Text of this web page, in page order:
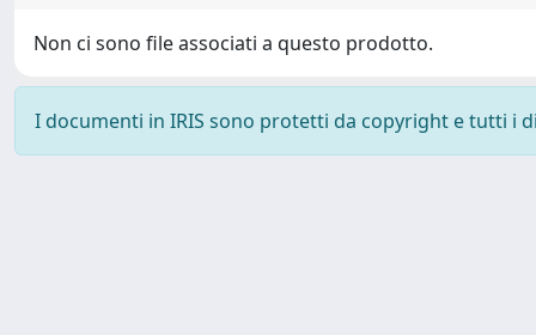
Non ci sono file associati a questo prodotto.
I documenti in IRIS sono protetti da copyright e tutti i